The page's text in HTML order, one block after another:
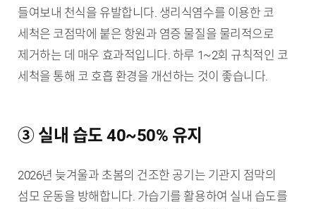
들여보내 천식을 유발합니다. 생리식염수를 이용한 코
세척은 코점막에 붙은 항원과 염증 물질을 물리적으로
제거하는 데 매우 효과적입니다. 하루 1~2회 규칙적인 코
세척을 통해 코 호흡 환경을 개선하는 것이 좋습니다.
③ 실내 습도 40~50% 유지
2026년 늦겨울과 초봄의 건조한 공기는 기관지 점막의
섬모 운동을 방해합니다. 가습기를 활용하여 실내 습도를